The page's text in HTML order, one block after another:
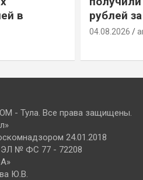
в
рублей
04.08.2026
- Тула. Все права защищены.
24.01.2018
ЭЛ № ФС 77 - 72208
Ю.В.